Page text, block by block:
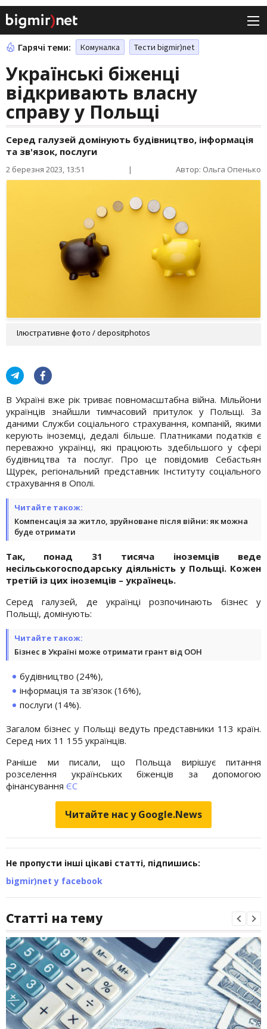
Гарячі теми: Комуналка Тести bigmir)net
Українські біженці
відкривають власну
справу у Польщі
Серед галузей домінують будівництво, інформація
та зв'язок, послуги
2 березня 2023, 13:51 | Автор: Ольга Опенько
Ілюстративне фото / depositphotos
В Україні вже рік триває повномасштабна війна. Мільйони
українців знайшли тимчасовий притулок у Польщі. За
даними Служби соціального страхування, компаній, якими
керують іноземці, дедалі більше. Платниками податків є
переважно українці, які працюють здебільшого у сфері
будівництва та послуг. Про це повідомив Себастьян
Щурек, регіональний представник Інституту соціального
страхування в Ополі.
Читайте також:
Компенсація за житло, зруйноване після війни: як можна
буде отримати
Так, понад 31 тисяча іноземців веде
несільськогосподарську діяльність у Польщі. Кожен
третій із цих іноземців – українець.
Серед галузей, де українці розпочинають бізнес у
Польщі, домінують:
Читайте також:
Бізнес в Україні може отримати грант від ООН
будівництво (24%),
інформація та зв'язок (16%),
послуги (14%).
Загалом бізнес у Польщі ведуть представники 113 країн.
Серед них 11 155 українців.
Раніше ми писали, що Польща вирішує питання
розселення українських біженців за допомогою
фінансування ЄС
Читайте нас у Google.News
Не пропусти інші цікаві статті, підпишись:
bigmir)net у facebook
Статті на тему